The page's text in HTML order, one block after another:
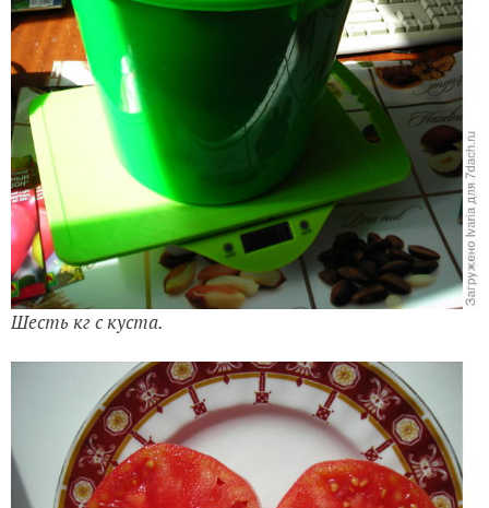
Шесть кг с куста.